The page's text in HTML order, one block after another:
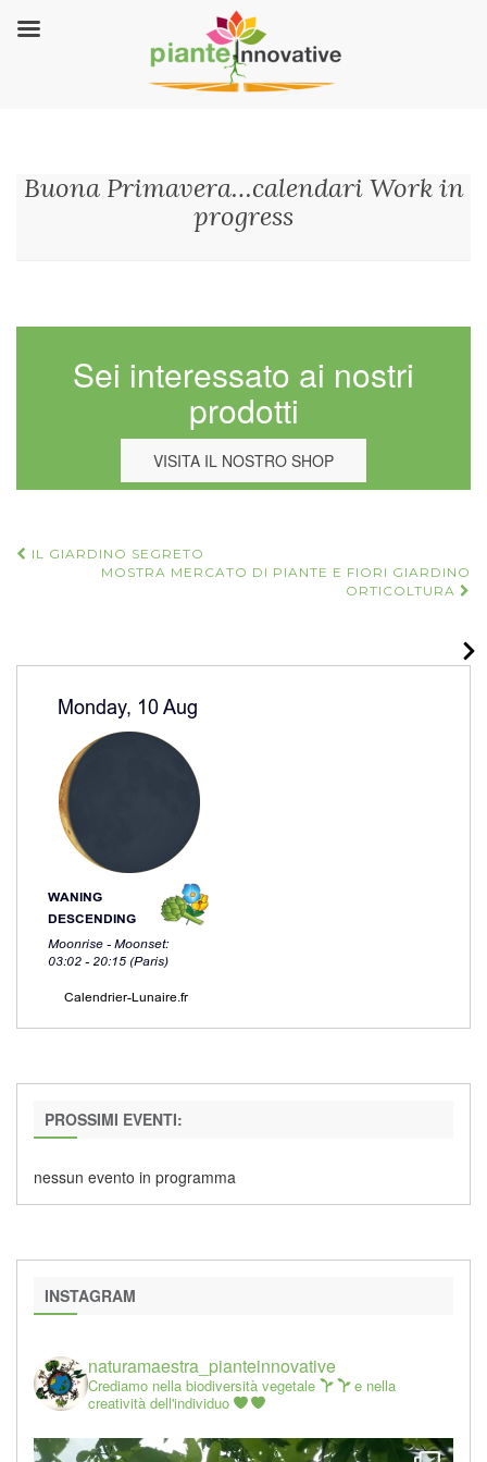
Buona Primavera…calendari Work in
progress
Sei interessato ai nostri
prodotti
VISITA IL NOSTRO SHOP
Navigazione
IL GIARDINO SEGRETO
MOSTRA MERCATO DI PIANTE E FIORI GIARDINO
ORTICOLTURA
PROSSIMI EVENTI:
nessun evento in programma
INSTAGRAM
naturamaestra_pianteinnovative
Crediamo nella biodiversità vegetale
e nella
creatività dell'individuo